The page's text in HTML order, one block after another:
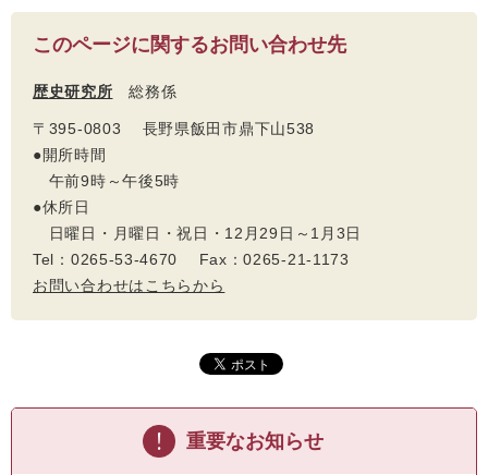
このページに関するお問い合わせ先
歴史研究所 総務係
〒395-0803 長野県飯田市鼎下山538
●開所時間
午前9時～午後5時
●休所日
日曜日・月曜日・祝日・12月29日～1月3日
Tel：0265-53-4670 Fax：0265-21-1173
お問い合わせはこちらから
重要なお知らせ